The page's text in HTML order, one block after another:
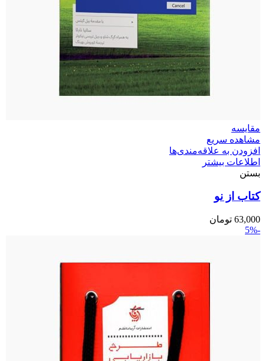
مقایسه
مشاهده سریع
افزودن به علاقه‌مندی‌ها
اطلاعات بیشتر
بستن
کتاب از نو
63,000 تومان
-5%